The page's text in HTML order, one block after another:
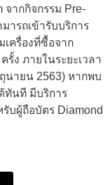
จากกิจกรรม Pre-
ารถเข้ารับบริการ
เครื่องที่ซื้อจาก
ง ภายในระยะเวลา
นายน 2563) หากพบ
ทันที มีบริการ
บผู้ถือบัตร Diamond